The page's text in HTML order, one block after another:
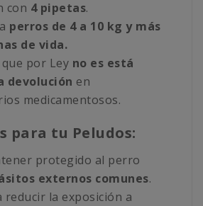
con 4 pipetas.
perros de 4 a 10 kg y más
de vida.
por Ley no es está
devolución en
medicamentosos.
para tu Peludos:
protegido al perro
externos comunes.
reducir la exposición a